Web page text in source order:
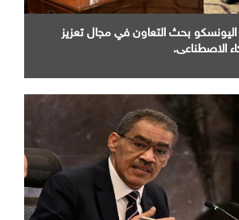
اليونسكو بحث التعاون في مجال تعزيز
الاصطناعي.